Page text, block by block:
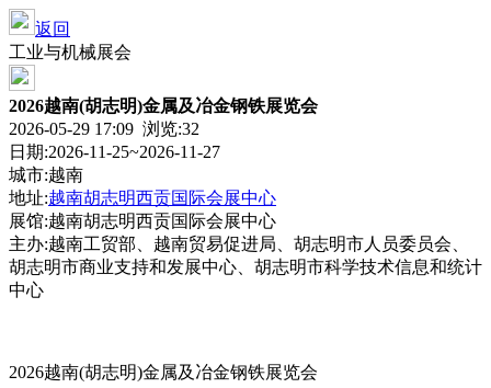
返回
工业与机械展会
2026越南(胡志明)金属及冶金钢铁展览会
2026-05-29 17:09 浏览:32
日期:2026-11-25~2026-11-27
城市:越南
地址:越南胡志明西贡国际会展中心
展馆:越南胡志明西贡国际会展中心
主办:越南工贸部、越南贸易促进局、胡志明市人员委员会、
胡志明市商业支持和发展中心、胡志明市科学技术信息和统计
中心
2026越南(胡志明)金属及冶金钢铁展览会